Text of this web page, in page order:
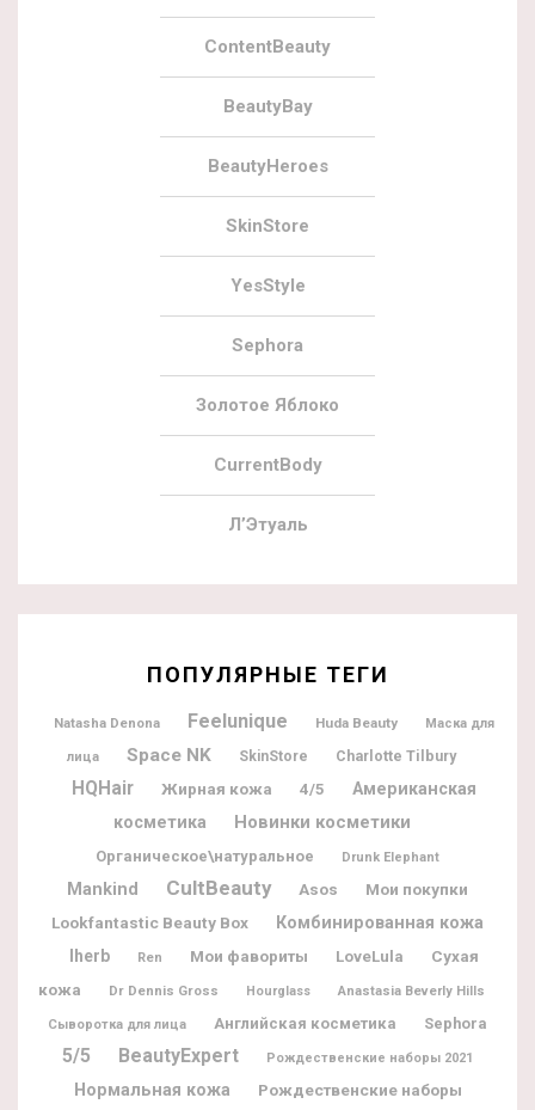
ContentBeauty
BeautyBay
BeautyHeroes
SkinStore
YesStyle
Sephora
Золотое Яблоко
CurrentBody
Л’Этуаль
ПОПУЛЯРНЫЕ ТЕГИ
Natasha Denona Feelunique Huda Beauty Маска для
лица Space NK SkinStore Charlotte Tilbury
HQHair Жирная кожа 4/5
Американская
косметика
Новинки косметики
Органическое\натуральное Drunk Elephant
Mankind CultBeauty Asos
Мои покупки
Lookfantastic Beauty Box
Комбинированная кожа
Iherb
Ren Мои фавориты LoveLula
Сухая
кожа
Dr Dennis Gross Hourglass Anastasia Beverly Hills
Сыворотка для лица Английская косметика Sephora
5/5 BeautyExpert Рождественские наборы 2021
Нормальная кожа Рождественские наборы